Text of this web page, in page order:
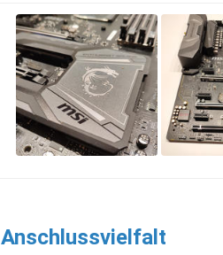
Anschlussvielfalt